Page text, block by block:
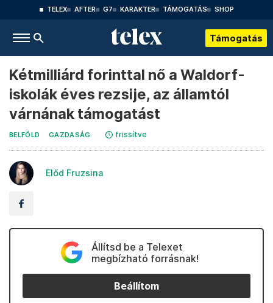
TELEX AFTER G7 KARAKTER TÁMOGATÁS SHOP
Támogatás
Kétmilliárd forinttal nő a Waldorf-
iskolák éves rezsije, az államtól
várnának támogatást
BELFÖLD GAZDASÁG frissítve
Előd Fruzsina
Állítsd be a Telexet
megbízható forrásnak!
Beállítom